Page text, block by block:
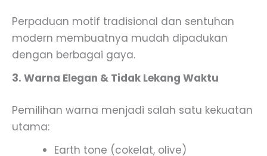
Perpaduan motif tradisional dan sentuhan
modern membuatnya mudah dipadukan
dengan berbagai gaya.
3. Warna Elegan & Tidak Lekang Waktu
Pemilihan warna menjadi salah satu kekuatan
utama:
Earth tone (cokelat, olive)